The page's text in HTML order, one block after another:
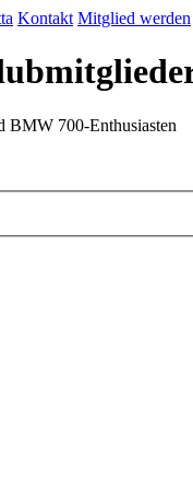
Kontakt Mitglied werden
BMW 700-Enthusiasten